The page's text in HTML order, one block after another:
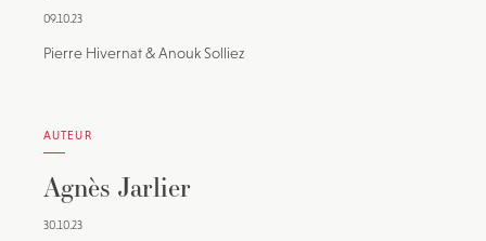
09.10.23
Pierre Hivernat & Anouk Solliez
AUTEUR
Agnès Jarlier
30.10.23